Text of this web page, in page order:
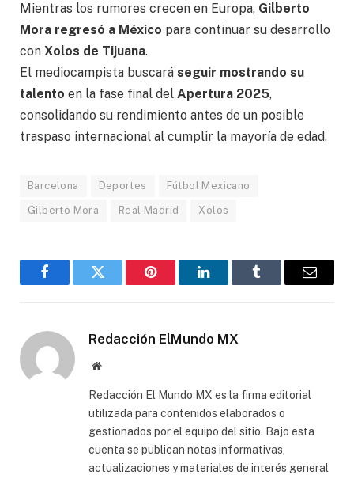
Mientras los rumores crecen en Europa, Gilberto
Mora regresó a México para continuar su desarrollo
con Xolos de Tijuana.
El mediocampista buscará seguir mostrando su
talento en la fase final del Apertura 2025,
consolidando su rendimiento antes de un posible
traspaso internacional al cumplir la mayoría de edad.
Barcelona Deportes Fútbol Mexicano
Gilberto Mora Real Madrid Xolos
FacebookGorjeo Pinterest LinkedInTumblr
Correo
Redacción ElMundo MX
Sitio
Redacción El Mundo MX es la firma editorial
utilizada para contenidos elaborados o
gestionados por el equipo del sitio. Bajo esta
cuenta se publican notas informativas,
actualizaciones y materiales de interés general